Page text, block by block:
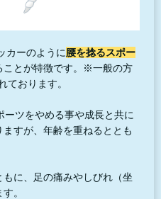
カーのように腰を捻るスポー
ことが特徴です。※一般の方
ております。
ツをやめる事や成長と共に
すが、年齢を重ねるととも
に、足の痛みやしびれ（坐
。